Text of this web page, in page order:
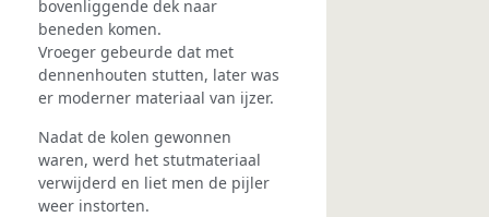
bovenliggende dek naar
beneden komen.
Vroeger gebeurde dat met
dennenhouten stutten, later was
er moderner materiaal van ijzer.
Nadat de kolen gewonnen
waren, werd het stut­materiaal
verwijderd en liet men de pijler
weer instorten.